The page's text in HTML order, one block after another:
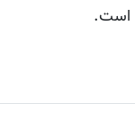
است.